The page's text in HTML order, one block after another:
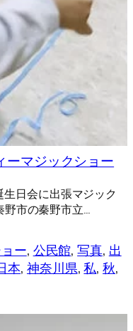
ーマジックショー
日会に出張マジック
野市の秦野市立…
ー, 公民館, 写真, 出
本, 神奈川県, 私, 秋